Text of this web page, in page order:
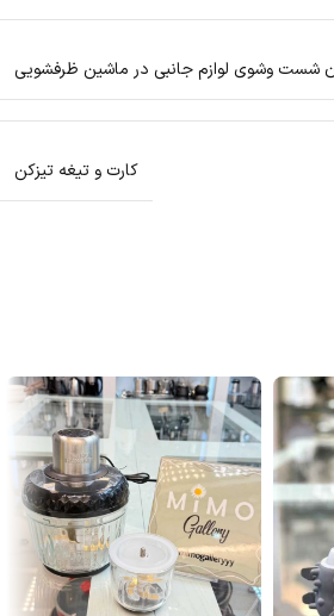
شست وشوی لوازم جانبی در ماشین ظرفشویی
کارت و تیغه تیزکن